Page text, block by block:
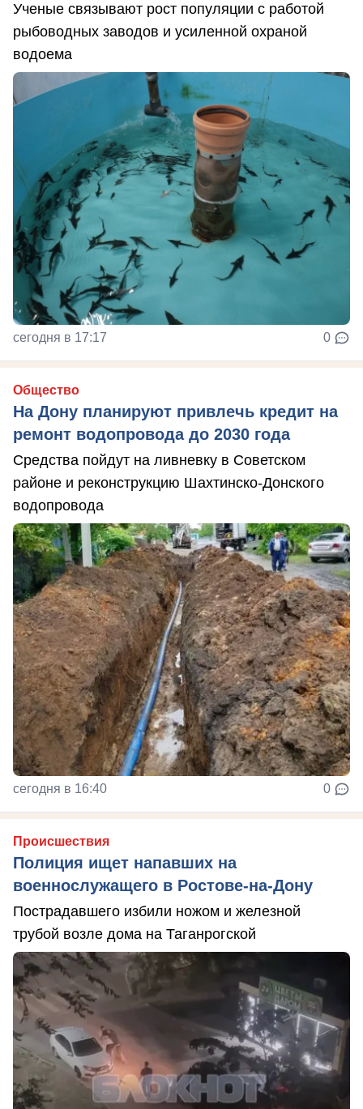
Ученые связывают рост популяции с работой
рыбоводных заводов и усиленной охраной
водоема
сегодня в 17:17 0
Общество
На Дону планируют привлечь кредит на
ремонт водопровода до 2030 года
Средства пойдут на ливневку в Советском
районе и реконструкцию Шахтинско-Донского
водопровода
сегодня в 16:40 0
Происшествия
Полиция ищет напавших на
военнослужащего в Ростове-на-Дону
Пострадавшего избили ножом и железной
трубой возле дома на Таганрогской